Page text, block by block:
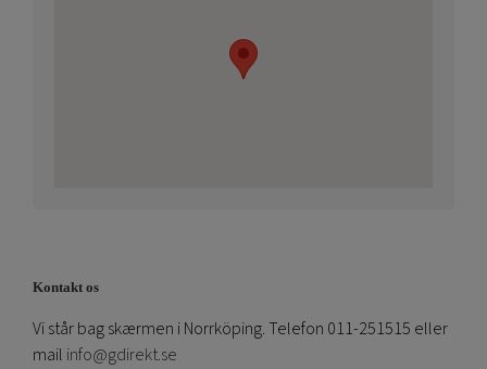
Kontakt os
Vi står bag skærmen i Norrköping. Telefon 011-251515 eller
mail info@gdirekt.se